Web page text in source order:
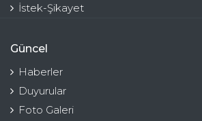
İstek-Şikayet
Güncel
Haberler
Duyurular
Foto Galeri